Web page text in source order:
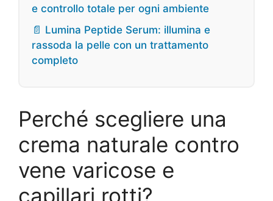
e controllo totale per ogni ambiente
📄 Lumina Peptide Serum: illumina e
rassoda la pelle con un trattamento
completo
Perché scegliere una
crema naturale contro
vene varicose e
capillari rotti?